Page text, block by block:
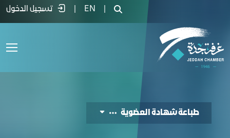
طباعة شهادة العضوية - غرفة جدة
EN تسجيل الدخول
طباعة شهادة العضوية